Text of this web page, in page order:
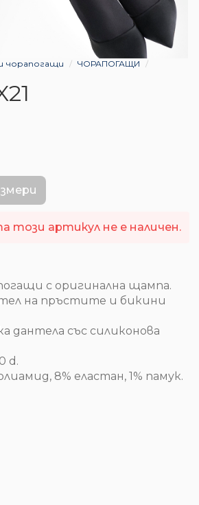
чорапогащи
ЧОРАПОГАЩИ
този артикул не е наличен.
с оригинална щампа.
на пръстите и бикини
дантела със силиконова
d.
8% еластан, 1% памук.